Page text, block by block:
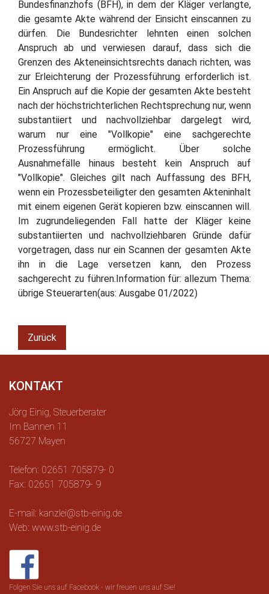
Bundesfinanzhofs (BFH), in dem der Kläger verlangte,
die gesamte Akte während der Einsicht einscannen zu
dürfen. Die Bundesrichter lehnten einen solchen
Anspruch ab und verwiesen darauf, dass sich die
Grenzen des Akteneinsichtsrechts danach richten, was
zur Erleichterung der Prozessführung erforderlich ist.
Ein Anspruch auf die Kopie der gesamten Akte besteht
nach der höchstrichterlichen Rechtsprechung nur, wenn
substantiiert und nachvollziehbar dargelegt wird,
warum nur eine "Vollkopie" eine sachgerechte
Prozessführung ermöglicht. Über solche
Ausnahmefälle hinaus besteht kein Anspruch auf
"Vollkopie". Gleiches gilt nach Auffassung des BFH,
wenn ein Prozessbeteiligter den gesamten Akteninhalt
mit einem eigenen Gerät kopieren bzw. einscannen will.
Im zugrundeliegenden Fall hatte der Kläger keine
substantiierten und nachvollziehbaren Gründe dafür
vorgetragen, dass nur ein Scannen der gesamten Akte
ihn in die Lage versetzen kann, den Prozess
sachgerecht zu führen.Information für: allezum Thema:
übrige Steuerarten(aus: Ausgabe 01/2022)
Zurück
KONTAKT
Jörg Einig, Steuerberater
Im Bannen 11
56727 Mayen
Telefon: 02651 705879- 0
Fax: 02651 705879- 9
E-mail: kanzlei@stb-einig.de
Web: www.stb-einig.de
Folgen Sie uns auf Facebook - wir freuen uns auf Sie!